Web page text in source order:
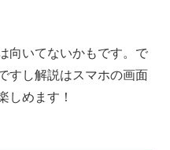
向いてないかもです。で
すし解説はスマホの画面
しめます！